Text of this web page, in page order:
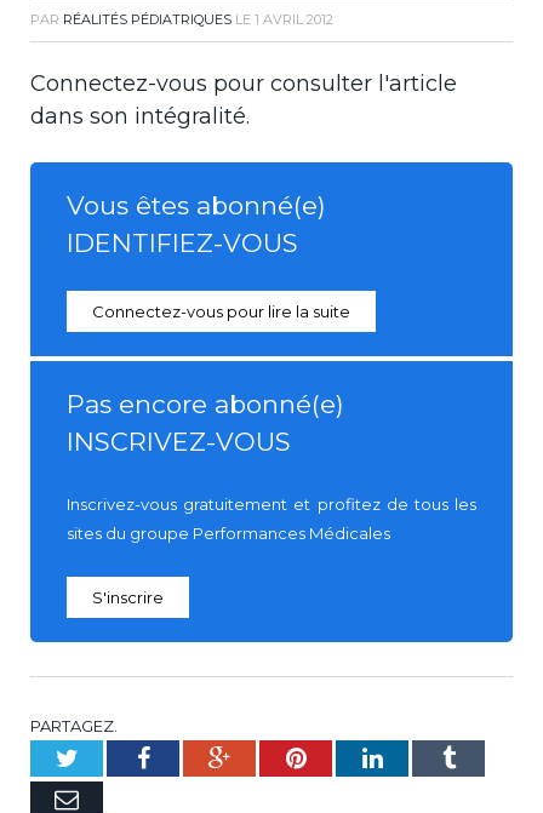
PAR RÉALITÉS PÉDIATRIQUES LE 1 AVRIL 2012
Connectez-vous pour consulter l'article
dans son intégralité.
Vous êtes abonné(e)
IDENTIFIEZ-VOUS
Connectez-vous pour lire la suite
Pas encore abonné(e)
INSCRIVEZ-VOUS
Inscrivez-vous gratuitement et profitez de tous les
sites du groupe Performances Médicales
S'inscrire
PARTAGEZ.
TwitterFacebookGoogle+PinterestLinkedInTumblr
E-